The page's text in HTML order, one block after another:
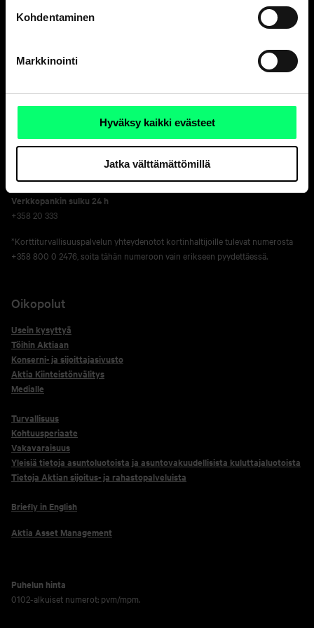
Kohdentaminen
Markkinointi
Hyväksy kaikki evästeet
Jatka välttämättömillä
Vakuutusasiat, Aktia Henkivakuutus Oy
Aktia Finnair Visa asiakaspalvelu
Korttien sulkupalvelu 24 h*
Verkko­pankin sulku 24 h
+358 20 333
*Korttiturvallisuuspalvelun yhteydenotot kortinhaltijoille tulevat numerosta
+358 800 0 2476, soita tähän numeroon vain erikseen pyydettäessä.
Oikopolut
Usein kysyttyä
Töihin Aktiaan
Konserni- ja sijoittajasivusto
Aktia Kiinteistönvälitys
Medialle
Turvallisuus
Kohtuusperiaate
Vakavaraisuus
Yleisiä tietoja asuntoluotoista ja asuntovakuudellisista kuluttajaluotoista
Tietoja Aktian sijoitus- ja rahastopalveluista
Briefly in English
Aktia Asset Management
Puhelun hinta
0102-alkuiset numerot: pvm/mpm.